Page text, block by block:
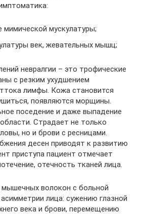
мимической мускулатуры;
век, жевательных мышц;
невралгии – это трофические
с резким ухудшением
лимфы. Кожа становится
появляются морщины.
поседение и даже выпадение
Страдает не только
но и брови с ресницами.
десен приводят к развитию
приступа пациент отмечает
отечность тканей лица.
волокон с больной
лица: сужению глазной
века и брови, перемещению